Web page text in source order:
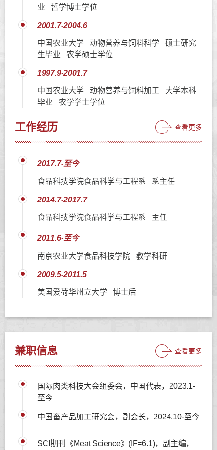
业 哲学博士学位
2001.7-2004.6
中国农业大学 动物营养与饲料科学 硕士研究
生毕业 农学硕士学位
1997.9-2001.7
中国农业大学 动物营养与饲料加工 大学本科
毕业 农学学士学位
工作经历 查看更多
2017.7-至今
食品科技学院食品科学与工程系 系主任
2014.7-2017.7
食品科技学院食品科学与工程系 主任
2011.6-至今
南京农业大学食品科技学院 教学科研
2009.5-2011.5
美国爱荷华州立大学 博士后
兼职信息 查看更多
国际肉类科技大会组委会，中国代表，2023.1-
至今
中国畜产品加工研究会，副会长，2024.10-至今
SCI期刊《Meat Science》(IF=6.1)，副主编，